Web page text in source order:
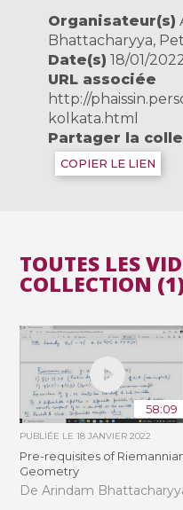
Organisateur(s)
Bhattacharyya,
Date(s) 18/01/
URL associée
http://
kolkata.html
Partager la
COPIER LE LIEN
TOUTES LES
COLLECTION
58:09
PUBLIÉE LE18 JANVIER 2022
Pre-requisites of
Geometry
De Arindam